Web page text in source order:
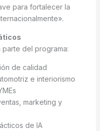
para fortalecer la
del programa:
de calidad
e interiorismo
marketing y
de IA